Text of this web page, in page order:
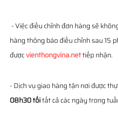
- Việc điều chỉnh đơn hàng sẽ
hàng thông báo điều chỉnh sau 15
đượcvienthongvina.nettiếp nhận.
- Dịch vụ giao hàng tận nơi được
08h30 tốitất cả các ngày trong